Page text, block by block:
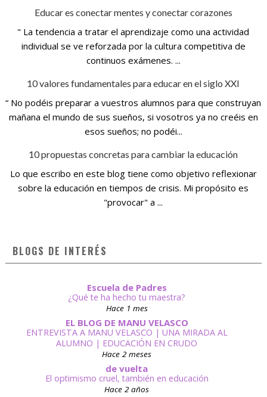
Educar es conectar mentes y conectar corazones
" La tendencia a tratar el aprendizaje como una actividad
individual se ve reforzada por la cultura competitiva de
continuos exámenes. ...
10 valores fundamentales para educar en el siglo XXI
“ No podéis preparar a vuestros alumnos para que construyan
mañana el mundo de sus sueños, si vosotros ya no creéis en
esos sueños; no podéi...
10 propuestas concretas para cambiar la educación
Lo que escribo en este blog tiene como objetivo reflexionar
sobre la educación en tiempos de crisis. Mi propósito es
"provocar" a ...
BLOGS DE INTERÉS
Escuela de Padres
¿Qué te ha hecho tu maestra?
Hace 1 mes
EL BLOG DE MANU VELASCO
ENTREVISTA A MANU VELASCO | UNA MIRADA AL
ALUMNO | EDUCACIÓN EN CRUDO
Hace 2 meses
de vuelta
El optimismo cruel, también en educación
Hace 2 años